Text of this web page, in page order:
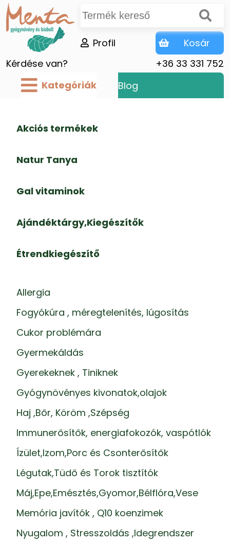
Kérdése van? +36 33 331 752
Profil Kosár
Kategóriák Blog
Akciós termékek
Natur Tanya
Gal vitaminok
Ajándéktárgy,Kiegészítők
Étrendkiegészítő
Allergia
Fogyókúra , méregtelenítés, lúgosítás
Cukor problémára
Gyermekáldás
Gyerekeknek , Tiniknek
Gyógynövényes kivonatok,olajok
Haj ,Bőr, Köröm ,Szépség
Immunerősítők, energiafokozók, vaspótlók
Ízület,Izom,Porc és Csonterősítők
Légutak,Tüdő és Torok tisztítók
Máj,Epe,Emésztés,Gyomor,Bélflóra,Vese
Memória javítók , Q10 koenzimek
Nyugalom , Stresszoldás ,Idegrendszer